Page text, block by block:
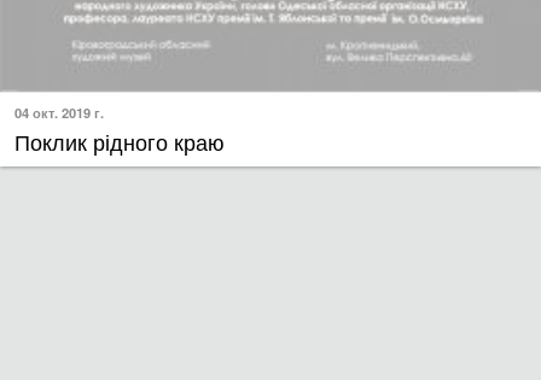
04 окт. 2019 г.
Поклик рідного краю